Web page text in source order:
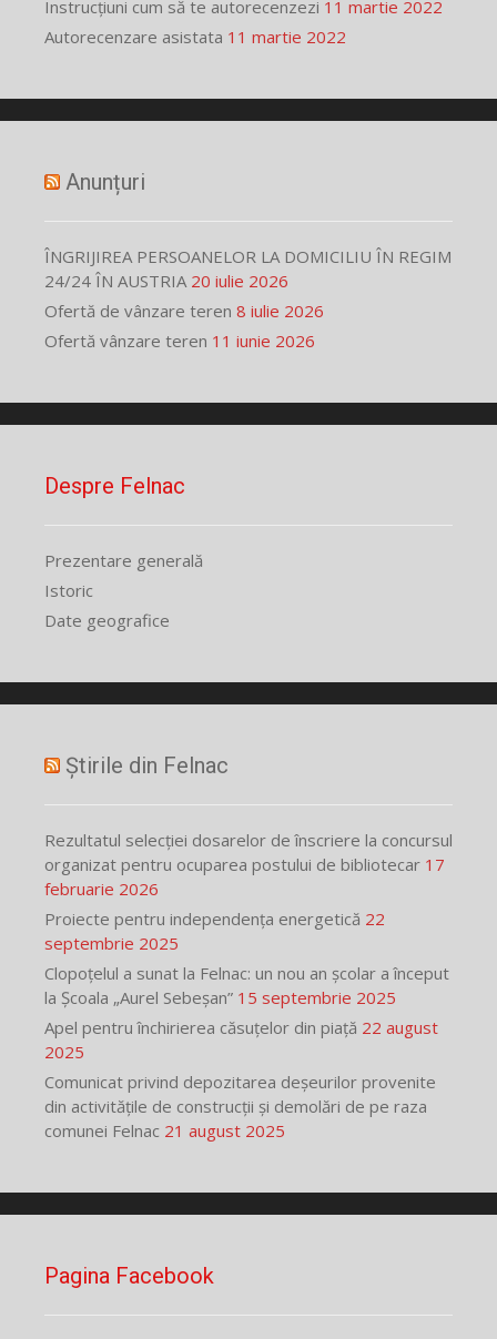
Instrucțiuni cum să te autorecenzezi 11 martie 2022
Autorecenzare asistata 11 martie 2022
Anunțuri
ÎNGRIJIREA PERSOANELOR LA DOMICILIU ÎN REGIM
24/24 ÎN AUSTRIA 20 iulie 2026
Ofertă de vânzare teren 8 iulie 2026
Ofertă vânzare teren 11 iunie 2026
Despre Felnac
Prezentare generală
Istoric
Date geografice
Știrile din Felnac
Rezultatul selecției dosarelor de înscriere la concursul
organizat pentru ocuparea postului de bibliotecar 17
februarie 2026
Proiecte pentru independența energetică 22
septembrie 2025
Clopoțelul a sunat la Felnac: un nou an școlar a început
la Școala „Aurel Sebeșan” 15 septembrie 2025
Apel pentru închirierea căsuțelor din piață 22 august
2025
Comunicat privind depozitarea deșeurilor provenite
din activitățile de construcții și demolări de pe raza
comunei Felnac 21 august 2025
Pagina Facebook